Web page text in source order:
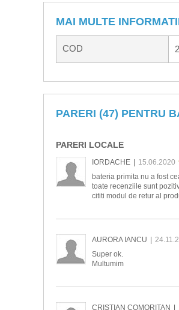
MAI MULTE
COD
PARERI (47) PENTRU
PARERI LOCALE
IORDACHE
15.06.2020
bateria primita nu a fost
toate recenziile sunt
cititi modul de retur al
AURORA IANCU
Super ok.
Multumim
CRISTIAN COMORITAN